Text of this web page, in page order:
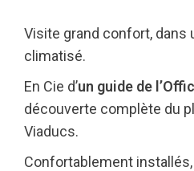
Visite grand confort, dans
climatisé.
En Cie d’un guide de
découverte complète du
Viaducs.
Confortablement